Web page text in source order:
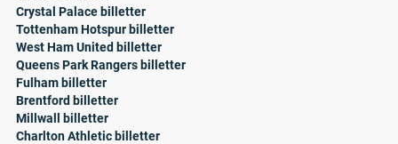
Crystal Palace billetter
Tottenham Hotspur billetter
West Ham United billetter
Queens Park Rangers billetter
Fulham billetter
Brentford billetter
Millwall billetter
Charlton Athletic billetter